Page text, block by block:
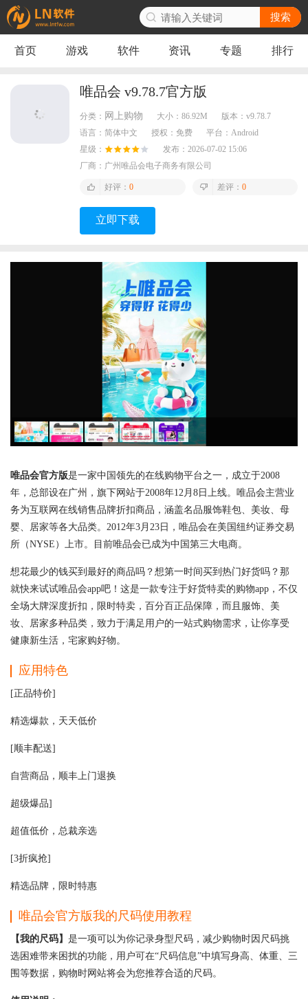
搜索
首页 游戏 软件 资讯 专题 排行
唯品会 v9.78.7官方版
分类： 网上购物 大小： 86.92M 版本： v9.78.7
语言： 简体中文 授权： 免费 平台： Android
星级：
发布： 2026-07-02 15:06
厂商： 广州唯品会电子商务有限公司
好评： 0 差评： 0
立即下载
唯品会官方版是一家中国领先的在线购物平台之一，成立于2008
年，总部设在广州，旗下网站于2008年12月8日上线。唯品会主营业
务为互联网在线销售品牌折扣商品，涵盖名品服饰鞋包、美妆、母
婴、居家等各大品类。2012年3月23日，唯品会在美国纽约证券交易
所（NYSE）上市。目前唯品会已成为中国第三大电商。
想花最少的钱买到最好的商品吗？想第一时间买到热门好货吗？那
就快来试试唯品会app吧！这是一款专注于好货特卖的购物app，不仅
全场大牌深度折扣，限时特卖，百分百正品保障，而且服饰、美
妆、居家多种品类，致力于满足用户的一站式购物需求，让你享受
健康新生活，宅家购好物。
应用特色
[正品特价]
精选爆款，天天低价
[顺丰配送]
自营商品，顺丰上门退换
超级爆品]
超值低价，总裁亲选
[3折疯抢]
精选品牌，限时特惠
唯品会官方版我的尺码使用教程
【我的尺码】 是一项可以为你记录身型尺码，减少购物时因尺码挑
选困难带来困扰的功能，用户可在“尺码信息”中填写身高、体重、三
围等数据，购物时网站将会为您推荐合适的尺码。